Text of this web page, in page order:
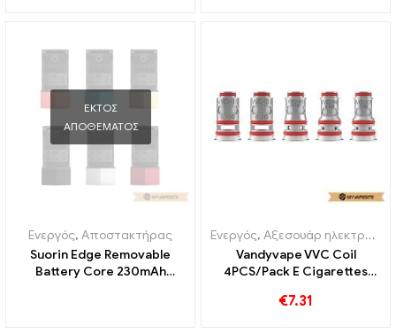
ΕΚΤΌΣ
ΑΠΟΘΈΜΑΤΟΣ
Ενεργός, Αποστακτήρας
Suorin Edge Removable
Battery Core 230mAh
Ενεργός, Αξεσουάρ ηλεκτρονικού τσιγάρου
Vandyvape VVC Coil
4PCS/Pack E Cigarettes
€7.31